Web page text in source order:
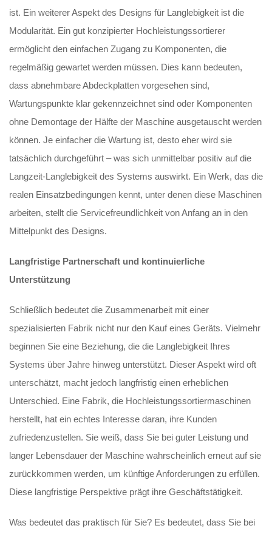
ist. Ein weiterer Aspekt des Designs für Langlebigkeit ist die
Modularität. Ein gut konzipierter Hochleistungssortierer
ermöglicht den einfachen Zugang zu Komponenten, die
regelmäßig gewartet werden müssen. Dies kann bedeuten,
dass abnehmbare Abdeckplatten vorgesehen sind,
Wartungspunkte klar gekennzeichnet sind oder Komponenten
ohne Demontage der Hälfte der Maschine ausgetauscht werden
können. Je einfacher die Wartung ist, desto eher wird sie
tatsächlich durchgeführt – was sich unmittelbar positiv auf die
Langzeit-Langlebigkeit des Systems auswirkt. Ein Werk, das die
realen Einsatzbedingungen kennt, unter denen diese Maschinen
arbeiten, stellt die Servicefreundlichkeit von Anfang an in den
Mittelpunkt des Designs.
Langfristige Partnerschaft und kontinuierliche
Unterstützung
Schließlich bedeutet die Zusammenarbeit mit einer
spezialisierten Fabrik nicht nur den Kauf eines Geräts. Vielmehr
beginnen Sie eine Beziehung, die die Langlebigkeit Ihres
Systems über Jahre hinweg unterstützt. Dieser Aspekt wird oft
unterschätzt, macht jedoch langfristig einen erheblichen
Unterschied. Eine Fabrik, die Hochleistungssortiermaschinen
herstellt, hat ein echtes Interesse daran, ihre Kunden
zufriedenzustellen. Sie weiß, dass Sie bei guter Leistung und
langer Lebensdauer der Maschine wahrscheinlich erneut auf sie
zurückkommen werden, um künftige Anforderungen zu erfüllen.
Diese langfristige Perspektive prägt ihre Geschäftstätigkeit.
Was bedeutet das praktisch für Sie? Es bedeutet, dass Sie bei